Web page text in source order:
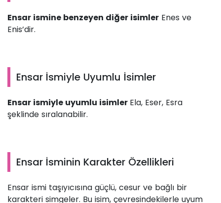
Ensar ismine benzeyen diğer isimler Enes ve
Enis’dir.
Ensar İsmiyle Uyumlu İsimler
Ensar ismiyle uyumlu isimler Ela, Eser, Esra
şeklinde sıralanabilir.
Ensar İsminin Karakter Özellikleri
Ensar ismi taşıyıcısına güçlü, cesur ve bağlı bir
karakteri simgeler. Bu isim, çevresindekilerle uyum